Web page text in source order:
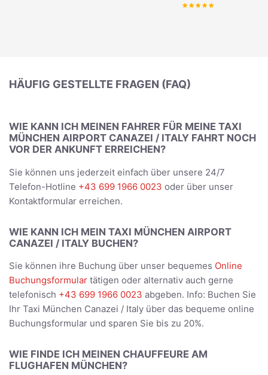
HÄUFIG GESTELLTE FRAGEN (FAQ)
WIE KANN ICH MEINEN FAHRER FÜR MEINE TAXI
MÜNCHEN AIRPORT CANAZEI / ITALY FAHRT NOCH
VOR DER ANKUNFT ERREICHEN?
Sie können uns jederzeit einfach über unsere 24/7
Telefon-Hotline +43 699 1966 0023 oder über unser
Kontaktformular erreichen.
WIE KANN ICH MEIN TAXI MÜNCHEN AIRPORT
CANAZEI / ITALY BUCHEN?
Sie können ihre Buchung über unser bequemes Online
Buchungsformular tätigen oder alternativ auch gerne
telefonisch +43 699 1966 0023 abgeben. Info: Buchen Sie
Ihr Taxi München Canazei / Italy über das bequeme online
Buchungsformular und sparen Sie bis zu 20%.
WIE FINDE ICH MEINEN CHAUFFEURE AM
FLUGHAFEN MÜNCHEN?